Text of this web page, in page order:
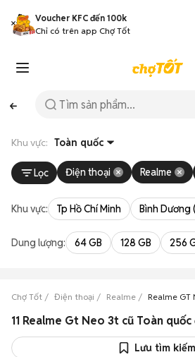
Voucher KFC đến 100k
Chỉ có trên app Chợ Tốt
Khu vực: Toàn quốc
Lọc Điện thoại Realme
Khu vực: Tp Hồ Chí Minh Bình Dương
Dung lượng: 64 GB 128 GB 256
Chợ Tốt Điện thoại Realme Realme GT
11 Realme Gt Neo 3t cũ Toàn quốc
Lưu tìm kiếm